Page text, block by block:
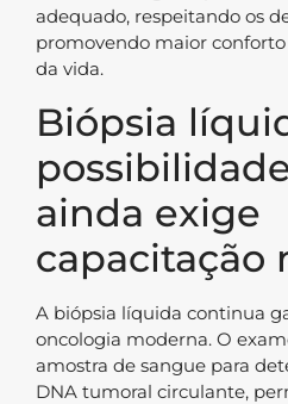
adequado, respeitando os
promovendo maior
da vida.
Biópsia
ainda exige
capacitação
A biópsia líquida continua
oncologia moderna. O
amostra de sangue para
DNA tumoral circulante,